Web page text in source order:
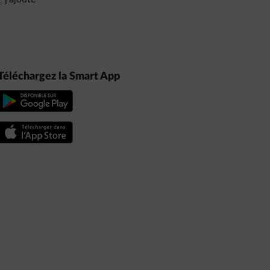
la Smart App